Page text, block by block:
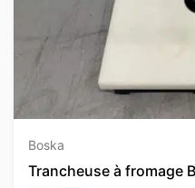
Boska
Trancheuse à fromage